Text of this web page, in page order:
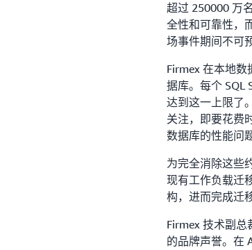
超过 250000 万
全性和可靠性，
场事件期间不可
Firmex 在本地数
据库。每个 SQL
达到这一上限了
关注，即要花费
数据库的性能问
为完全消除这些
现有工作负载迁
构，进而完成迁
Firmex 技术副总
的品牌声誉。在